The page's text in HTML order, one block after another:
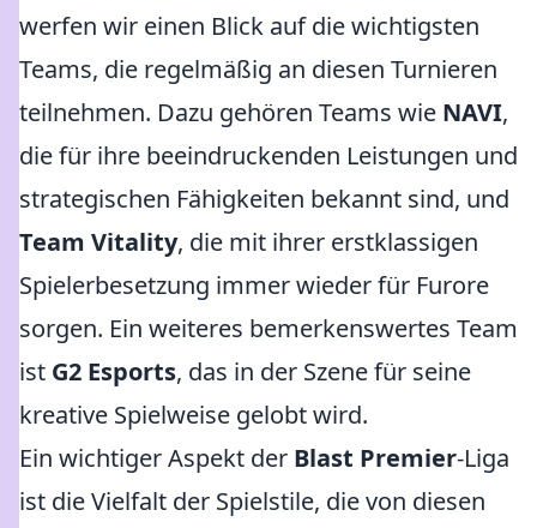
werfen wir einen Blick auf die wichtigsten
Teams, die regelmäßig an diesen Turnieren
teilnehmen. Dazu gehören Teams wie NAVI,
die für ihre beeindruckenden Leistungen und
strategischen Fähigkeiten bekannt sind, und
Team Vitality, die mit ihrer erstklassigen
Spielerbesetzung immer wieder für Furore
sorgen. Ein weiteres bemerkenswertes Team
ist G2 Esports, das in der Szene für seine
kreative Spielweise gelobt wird.
Ein wichtiger Aspekt der Blast Premier-Liga
ist die Vielfalt der Spielstile, die von diesen